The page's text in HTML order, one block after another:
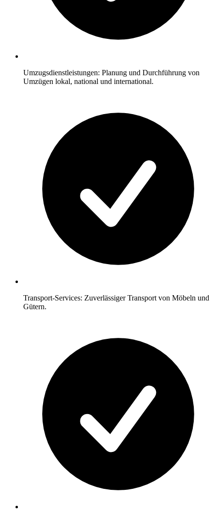
Umzugsdienstleistungen: Planung und Durchführung von
Umzügen lokal, national und international.
Transport-Services: Zuverlässiger Transport von Möbeln und
Gütern.